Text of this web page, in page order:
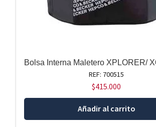
Bolsa Interna Maletero XPLORER/
REF: 700515
$415.000
Añadir al carrito